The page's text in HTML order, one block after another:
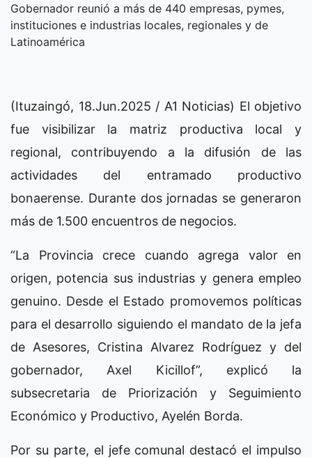
Gobernador reunió a más de 440 empresas, pymes,
instituciones e industrias locales, regionales y de
Latinoamérica
(Ituzaingó, 18.Jun.2025 / A1 Noticias) El objetivo
fue visibilizar la matriz productiva local y
regional, contribuyendo a la difusión de las
actividades del entramado productivo
bonaerense. Durante dos jornadas se generaron
más de 1.500 encuentros de negocios.
“La Provincia crece cuando agrega valor en
origen, potencia sus industrias y genera empleo
genuino. Desde el Estado promovemos políticas
para el desarrollo siguiendo el mandato de la jefa
de Asesores, Cristina Alvarez Rodríguez y del
gobernador, Axel Kicillof”, explicó la
subsecretaria de Priorización y Seguimiento
Económico y Productivo, Ayelén Borda.
Por su parte, el jefe comunal destacó el impulso